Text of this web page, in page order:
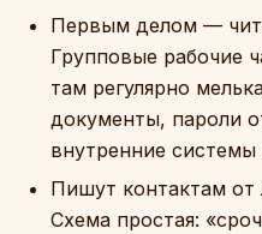
Первым делом —
Групповые рабочие
там регулярно
документы, пароли
внутренние
Пишут контактам от
Схема простая: